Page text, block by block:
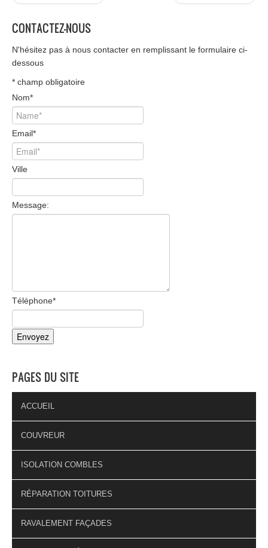
CONTACTEZ-NOUS
N'hésitez pas à nous contacter en remplissant le formulaire ci-
dessous
* champ obligatoire
Nom*
Email*
Ville
Message:
Téléphone*
PAGES DU SITE
ACCUEIL
COUVREUR
ISOLATION COMBLES
RÉPARATION TOITURES
RAVALEMENT FAÇADES